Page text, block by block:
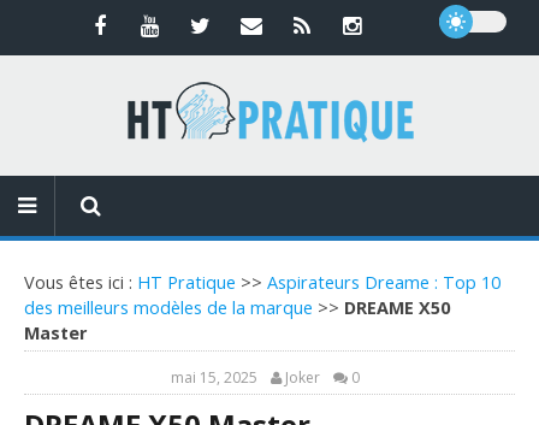
Vous êtes ici : HT Pratique >> Aspirateurs Dreame : Top 10
des meilleurs modèles de la marque >> DREAME X50
Master
mai 15, 2025 Joker 0